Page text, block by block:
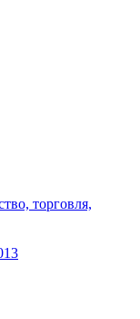
торговля,